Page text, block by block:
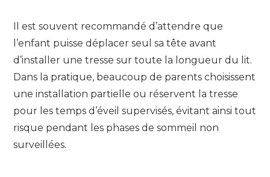
Il est souvent recommandé d’attendre que
l’enfant puisse déplacer seul sa tête avant
d’installer une tresse sur toute la longueur du lit.
Dans la pratique, beaucoup de parents choisissent
une installation partielle ou réservent la tresse
pour les temps d’éveil supervisés, évitant ainsi tout
risque pendant les phases de sommeil non
surveillées.